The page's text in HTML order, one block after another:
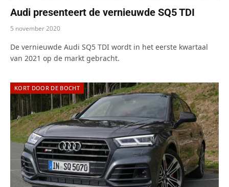
Audi presenteert de vernieuwde SQ5 TDI
5 november 2020
De vernieuwde Audi SQ5 TDI wordt in het eerste kwartaal
van 2021 op de markt gebracht.
KORT DOOR DE BOCHT